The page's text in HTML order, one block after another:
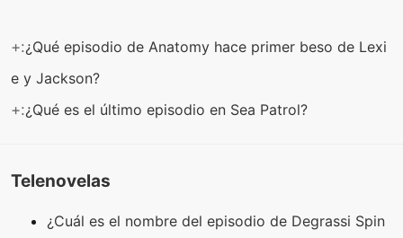
+:¿Qué episodio de Anatomy hace primer beso de Lexi
e y Jackson?
+:¿Qué es el último episodio en Sea Patrol?
Telenovelas
¿Cuál es el nombre del episodio de Degrassi Spin